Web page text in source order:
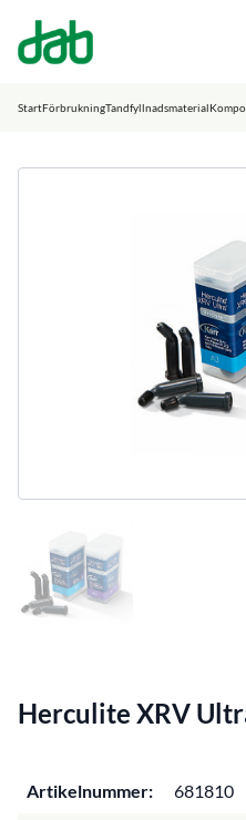
DAB Dental
StartFörbrukningTandfyllnadsmaterial
Herculite XRV
Artikelnummer: 681810